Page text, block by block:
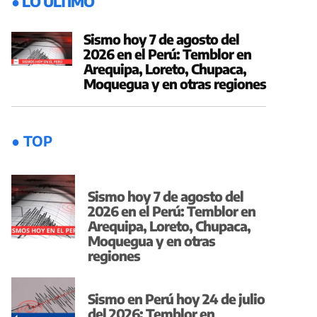
Sismo hoy 7 de agosto del
2026 en el Perú: Temblor en
Arequipa, Loreto, Chupaca,
Moquegua y en otras regiones
● TOP
Sismo hoy 7 de agosto del
2026 en el Perú: Temblor en
Arequipa, Loreto, Chupaca,
Moquegua y en otras
regiones
Sismo en Perú hoy 24 de julio
del 2026: Temblor en